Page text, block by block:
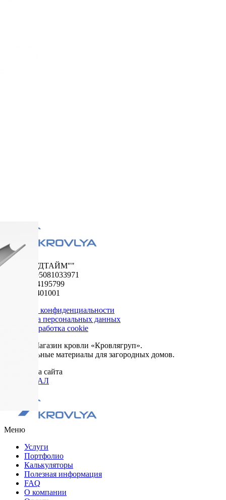
ООО "ФУДТАЙМ""
ОГРН 1195081033971
ИНН 5024195799
КПП 502401001
Политика конфиденциальности
Обработка персональных данных
Сбор и обработка cookie
© 2026. Магазин кровли «Кровлягруп».
Строительные материалы для загородных домов.
Разработка сайта
ОРИГИНАЛ
Меню
Услуги
Портфолио
Калькуляторы
Полезная информация
FAQ
О компании